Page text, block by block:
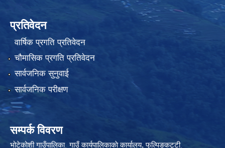
प्रतिवेदन
वार्षिक प्रगति प्रतिवेदन
चौमासिक प्रगति प्रतिवेदन
सार्वजनिक सुनुवाई
सार्वजनिक परीक्षण
सम्पर्क विवरण
भोटेकोशी गाउँपालिका¸ गाउँ कार्यपालिकाकाे कार्यालय, फुल्पिङकट्टी¸